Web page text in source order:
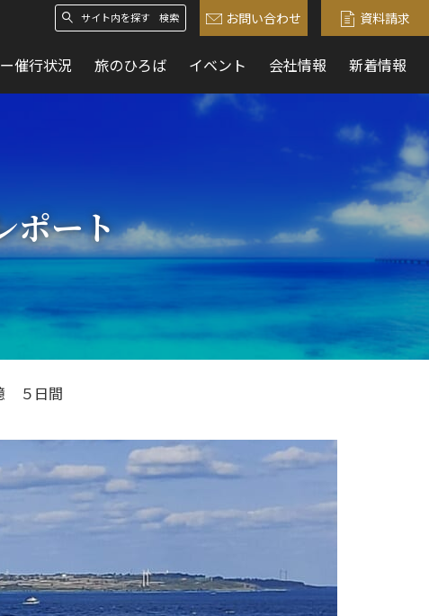
検索 お問い合わせ 資料請求
催行状況 旅のひろば イベント 会社情報 新着情報
ポート
５日間